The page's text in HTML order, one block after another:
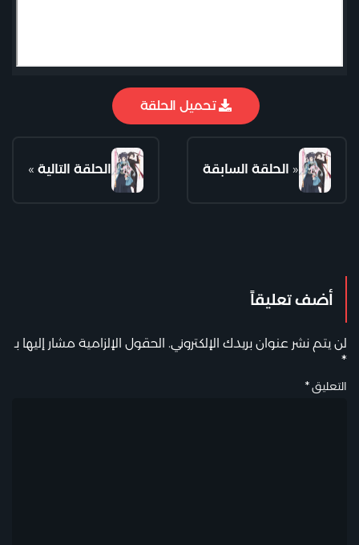
تحميل الحلقة
الحلقة التالية » « الحلقة السابقة
أضف تعليقاً
لن يتم نشر عنوان بريدك الإلكتروني. الحقول الإلزامية مشار إليها بـ
*
التعليق*